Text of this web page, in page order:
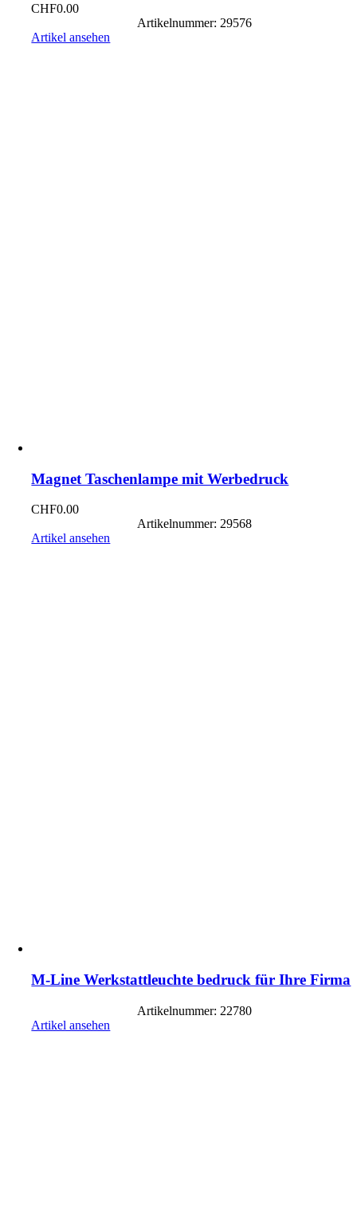
CHF0.00
Artikelnummer: 29576
Artikel ansehen
Magnet Taschenlampe mit Werbedruck
CHF0.00
Artikelnummer: 29568
Artikel ansehen
M-Line Werkstattleuchte bedruck für Ihre Firma
Artikelnummer: 22780
Artikel ansehen